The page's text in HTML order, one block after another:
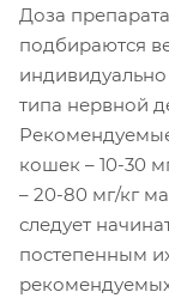
Доза
подбираются
типа нервной
кошек – 10-30
– 20-80 мг/кг
следует
постепенным